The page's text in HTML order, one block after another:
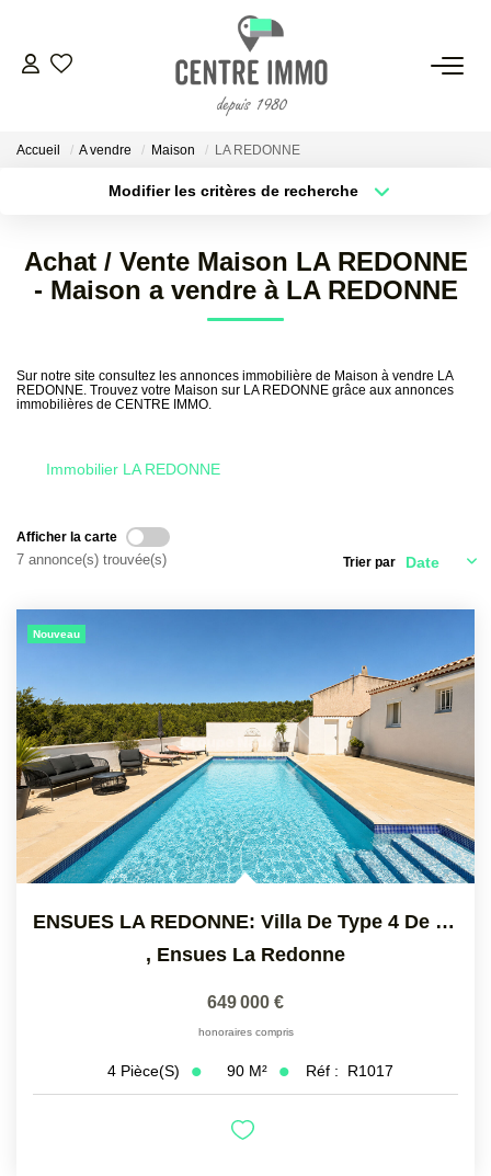
VENTES
NOS BIENS VENDUS
Accueil A vendre Maison LA REDONNE
Modifier les critères de recherche
Surface min Budget max
Achat / Vente Maison LA REDONNE
- Maison a vendre à LA REDONNE
Sur notre site consultez les annonces immobilière de Maison à vendre LA
REDONNE. Trouvez votre Maison sur LA REDONNE grâce aux annonces
immobilières de CENTRE IMMO.
Immobilier LA REDONNE
Afficher la carte
7 annonce(s) trouvée(s) Trier par
Nouveau
ENSUES LA REDONNE: Villa De Type 4 De Plain Pied De 90 M2...
, Ensues La Redonne
649 000 €
honoraires compris
4 Pièce(s) 90 M² Réf : R1017